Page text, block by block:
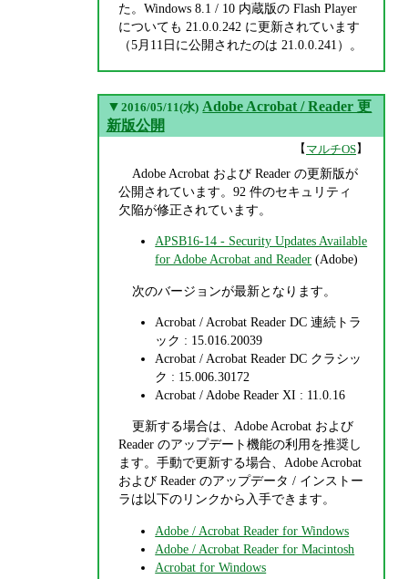
た。Windows 8.1 / 10 内蔵版の Flash Player
についても 21.0.0.242 に更新されています
（5月11日に公開されたのは 21.0.0.241）。
▼ 2016/05/11(水) Adobe Acrobat / Reader 更
新版公開
【マルチOS】
Adobe Acrobat および Reader の更新版が
公開されています。92 件のセキュリティ
欠陥が修正されています。
APSB16-14 - Security Updates Available
for Adobe Acrobat and Reader (Adobe)
次のバージョンが最新となります。
Acrobat / Acrobat Reader DC 連続トラ
ック : 15.016.20039
Acrobat / Acrobat Reader DC クラシッ
ク : 15.006.30172
Acrobat / Adobe Reader XI : 11.0.16
更新する場合は、Adobe Acrobat および
Reader のアップデート機能の利用を推奨し
ます。手動で更新する場合、Adobe Acrobat
および Reader のアップデータ / インストー
ラは以下のリンクから入手できます。
Adobe / Acrobat Reader for Windows
Adobe / Acrobat Reader for Macintosh
Acrobat for Windows